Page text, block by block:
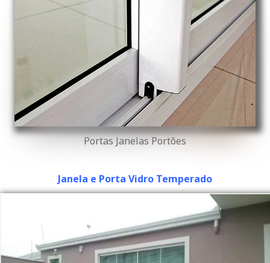
Portas Janelas Portões
Janela e Porta Vidro Temperado